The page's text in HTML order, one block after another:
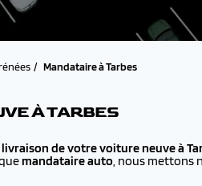
Mandataire à Tarbes
À TARBES
livraison de votre voiture neuve à
mandataire auto, nous mettons